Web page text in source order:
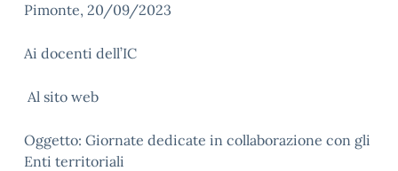
Pimonte, 20/09/2023
Ai docenti dell’IC
Al sito web
Oggetto: Giornate dedicate in collaborazione con gli
Enti territoriali